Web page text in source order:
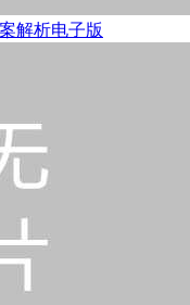
解析电子版